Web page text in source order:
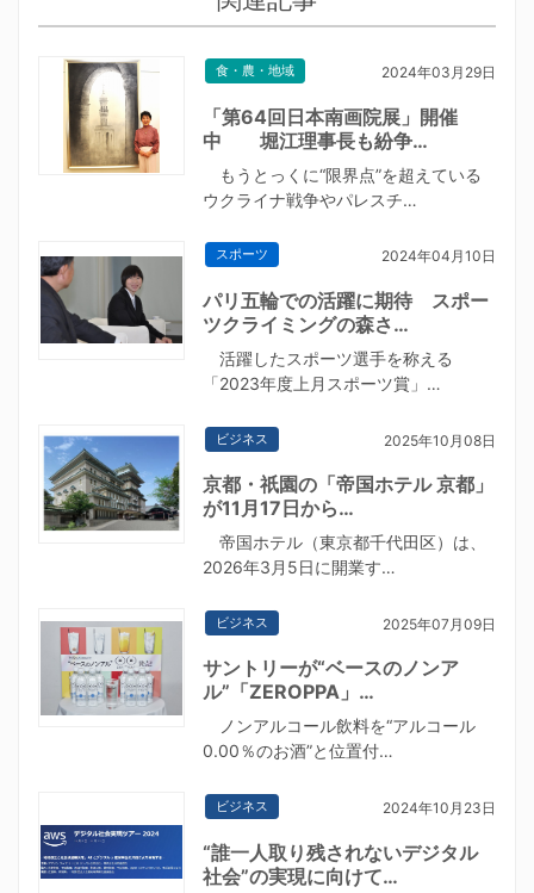
食・農・地域 2024年03月29日
「第64回日本南画院展」開催
中 堀江理事長も紛争…
もうとっくに“限界点”を超えている
ウクライナ戦争やパレスチ…
スポーツ 2024年04月10日
パリ五輪での活躍に期待 スポー
ツクライミングの森さ…
活躍したスポーツ選手を称える
「2023年度上月スポーツ賞」…
ビジネス 2025年10月08日
京都・祇園の「帝国ホテル 京都」
が11月17日から…
帝国ホテル（東京都千代田区）は、
2026年3月5日に開業す…
ビジネス 2025年07月09日
サントリーが“ベースのノンア
ル”「ZEROPPA」…
ノンアルコール飲料を“アルコール
0.00％のお酒”と位置付…
ビジネス 2024年10月23日
“誰一人取り残されないデジタル
社会”の実現に向けて…